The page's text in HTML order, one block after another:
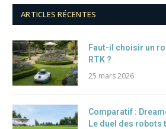
ARTICLES RÉCENTES
Faut-il choisir un
RTK ?
25 mars 2026
Comparatif :
Le duel des robots